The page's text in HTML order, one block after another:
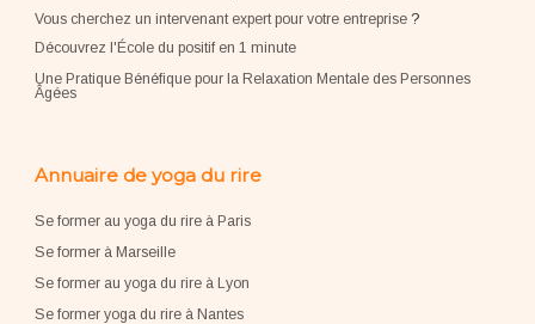
Vous cherchez un intervenant expert pour votre entreprise?
Découvrez l'École du positif en 1 minute
Une Pratique Bénéfique pour la Relaxation Mentale des Personnes
Âgées
Annuaire de yoga du rire
Se former au yoga du rire à Paris
Se former à Marseille
Se former au yoga du rire à Lyon
Se former yoga du rire à Nantes